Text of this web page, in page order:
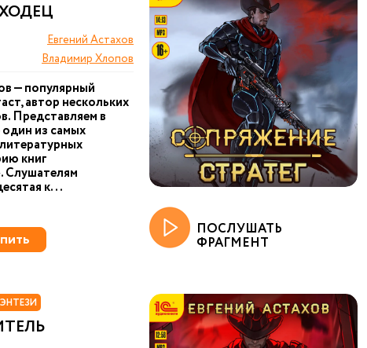
Евгений Астахов
Владимир Хлопов
— популярный
автор нескольких
Представляем в
из самых
книг
Слушателям
к...
ПОСЛУШАТЬ
ФРАГМЕНТ